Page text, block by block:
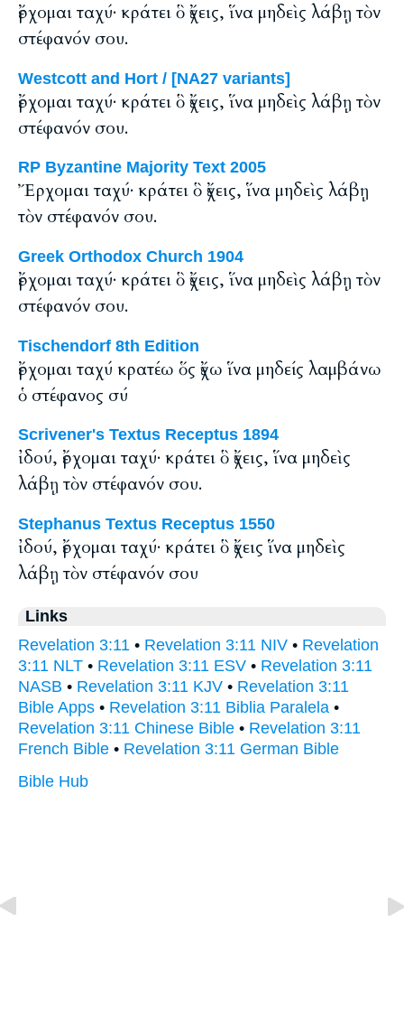
ἔρχομαι ταχύ· κράτει ὃ ἔχεις, ἵνα μηδεὶς λάβῃ τὸν
στέφανόν σου.
Westcott and Hort / [NA27 variants]
ἔρχομαι ταχύ· κράτει ὃ ἔχεις, ἵνα μηδεὶς λάβῃ τὸν
στέφανόν σου.
RP Byzantine Majority Text 2005
Ἔρχομαι ταχύ· κράτει ὃ ἔχεις, ἵνα μηδεὶς λάβῃ
τὸν στέφανόν σου.
Greek Orthodox Church 1904
ἔρχομαι ταχύ· κράτει ὃ ἔχεις, ἵνα μηδεὶς λάβῃ τὸν
στέφανόν σου.
Tischendorf 8th Edition
ἔρχομαι ταχύ κρατέω ὅς ἔχω ἵνα μηδείς λαμβάνω
ὁ στέφανος σύ
Scrivener's Textus Receptus 1894
ἰδού, ἔρχομαι ταχύ· κράτει ὃ ἔχεις, ἵνα μηδεὶς
λάβῃ τὸν στέφανόν σου.
Stephanus Textus Receptus 1550
ἰδού, ἔρχομαι ταχύ· κράτει ὃ ἔχεις ἵνα μηδεὶς
λάβῃ τὸν στέφανόν σου
Links
Revelation 3:11 • Revelation 3:11 NIV • Revelation
3:11 NLT • Revelation 3:11 ESV • Revelation 3:11
NASB • Revelation 3:11 KJV • Revelation 3:11
Bible Apps • Revelation 3:11 Biblia Paralela •
Revelation 3:11 Chinese Bible • Revelation 3:11
French Bible • Revelation 3:11 German Bible
Bible Hub